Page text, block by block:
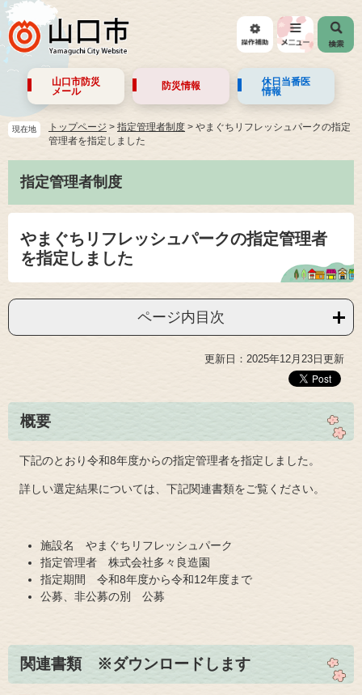
山口市防災
メール
防災情報
休日当番医
情報
現在地 トップページ > 指定管理者制度 > やまぐちリフレッシュパークの指定
管理者を指定しました
指定管理者制度
やまぐちリフレッシュパークの指定管理者
を指定しました
ページ内目次
更新日：2025年12月23日更新
概要
下記のとおり令和8年度からの指定管理者を指定しました。
詳しい選定結果については、下記関連書類をご覧ください。
施設名 やまぐちリフレッシュパーク
指定管理者 株式会社多々良造園
指定期間 令和8年度から令和12年度まで
公募、非公募の別 公募
関連書類 ※ダウンロードします